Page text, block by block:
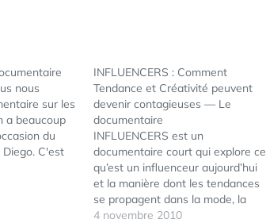
nous
sur les
a beaucoup
du
C'est
annonce
qui a été
INFLUENCERS : Comment
Tendance et Créativité peuvent
devenir contagieuses — Le
documentaire
INFLUENCERS est un
documentaire court qui explore ce
qu’est un influenceur aujourd’hui
et la manière dont les tendances
se propagent dans la mode, la
musique et l’entertainment. Le
4 novembre 2010